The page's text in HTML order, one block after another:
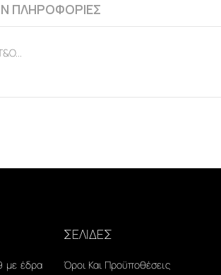
ΠΛΗΡΟΦΟΡΊΕΣ
με έδρα
ΣΕΛΙΔΕΣ
Όροι Και Προϋποθέσεις